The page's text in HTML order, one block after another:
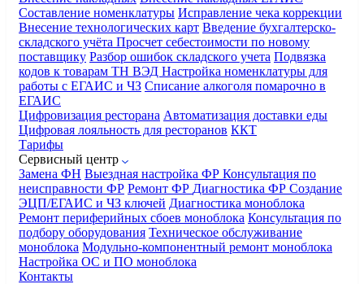
Составление номенклатуры Исправление чека коррекции
Внесение технологических карт Введение бухгалтерско-
складского учёта Просчет себестоимости по новому
поставщику Разбор ошибок складского учета Подвязка
кодов к товарам ТН ВЭД Настройка номенклатуры для
работы с ЕГАИС и ЧЗ Списание алкоголя помарочно в
ЕГАИС
Цифровизация ресторана Автоматизация доставки еды
Цифровая лояльность для ресторанов ККТ
Тарифы
Сервисный центр
Замена ФН Выездная настройка ФР Консультация по
неисправности ФР Ремонт ФР Диагностика ФР Создание
ЭЦП/ЕГАИС и ЧЗ ключей Диагностика моноблока
Ремонт периферийных сбоев моноблока Консультация по
подбору оборудования Техническое обслуживание
моноблока Модульно-компонентный ремонт моноблока
Настройка ОС и ПО моноблока
Контакты